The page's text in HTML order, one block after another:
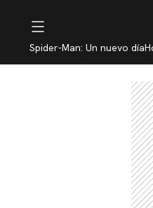
Spider-Man: Un nuevo día